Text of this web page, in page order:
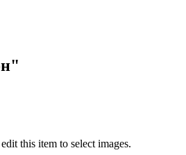
this item to select images.